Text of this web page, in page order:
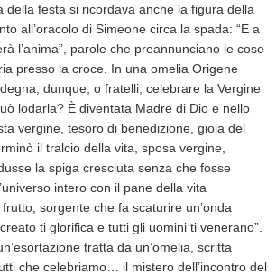
della festa si ricordava anche la figura della
all’oracolo di Simeone circa la spada: “E a
l’anima”, parole che preannunciano le cose
presso la croce. In una omelia Origene
dunque, o fratelli, celebrare la Vergine
lodarla? È diventata Madre di Dio e nello
vergine, tesoro di benedizione, gioia del
il tralcio della vita, sposa vergine,
la spiga cresciuta senza che fosse
intero con il pane della vita
sorgente che fa scaturire un’onda
ti glorifica e tutti gli uomini ti venerano”.
tratta da un’omelia, scritta
che celebriamo… il mistero dell’incontro del